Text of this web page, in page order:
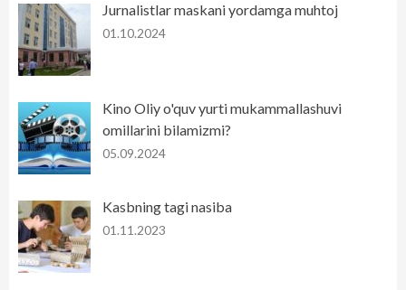
Jurnalistlar maskani yordamga muhtoj
01.10.2024
Kino Oliy o'quv yurti mukammallashuvi
omillarini bilamizmi?
05.09.2024
Kasbning tagi nasiba
01.11.2023